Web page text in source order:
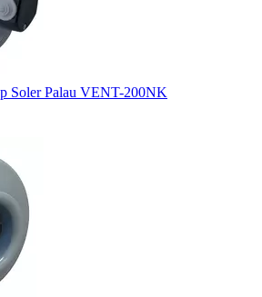
Soler Palau VENT-200NK